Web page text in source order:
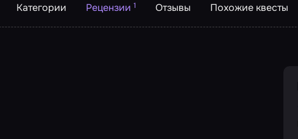
Категории Рецензии 1 Отзывы Похожие квесты